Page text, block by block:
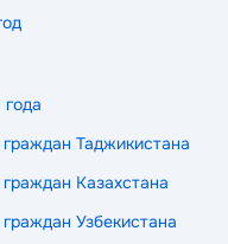
года
Таджикистана
Казахстана
Узбекистана